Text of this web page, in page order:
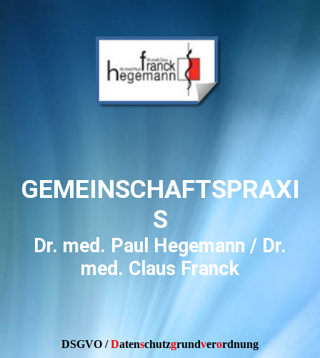
GEMEINSCHAFTSPRAXI
S
Dr. med. Paul Hegemann / Dr.
med. Claus Franck
DSGVO /Datenschutzgrundverordnung